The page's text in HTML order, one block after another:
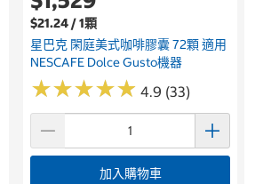
$21.24 / 1顆
星巴克 閑庭美式咖啡膠囊 72顆 適用
NESCAFE Dolce Gusto機器
★★★★★
★★★★★ 4.9 (33)
加入購物車